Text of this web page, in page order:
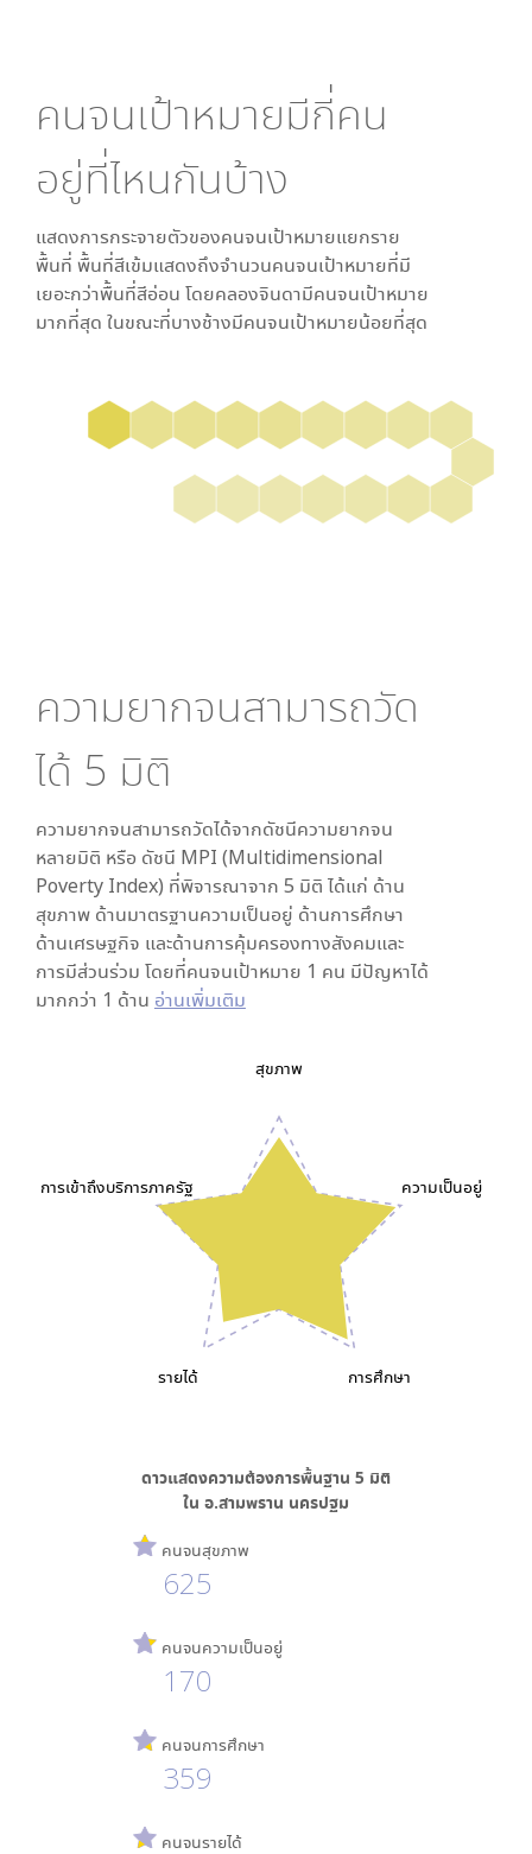
คนจนเป้าหมายมีกี่คน
อยู่ที่ไหนกันบ้าง
แสดงการกระจายตัวของคนจนเป้าหมายแยกราย
พื้นที่ พื้นที่สีเข้มแสดงถึงจำนวนคนจนเป้าหมายที่มี
เยอะกว่าพื้นที่สีอ่อน โดยคลองจินดามีคนจนเป้าหมาย
มากที่สุด ในขณะที่บางช้างมีคนจนเป้าหมายน้อยที่สุด
ความยากจนสามารถวัด
ได้ 5 มิติ
ความยากจนสามารถวัดได้จากดัชนีความยากจน
หลายมิติ หรือ ดัชนี MPI (Multidimensional
Poverty Index) ที่พิจารณาจาก 5 มิติ ได้แก่ ด้าน
สุขภาพ ด้านมาตรฐานความเป็นอยู่ ด้านการศึกษา
ด้านเศรษฐกิจ และด้านการคุ้มครองทางสังคมและ
การมีส่วนร่วม โดยที่คนจนเป้าหมาย 1 คน มีปัญหาได้
มากกว่า 1 ด้าน อ่านเพิ่มเติม
สุขภาพ
ความเป็นอยู่
การศึกษา
รายได้
การเข้าถึงบริการภาครัฐ
ดาวแสดงความต้องการพื้นฐาน 5 มิติ
ใน อ.สามพราน นครปฐม
คนจนสุขภาพ
625
คนจนความเป็นอยู่
170
คนจนการศึกษา
359
คนจนรายได้